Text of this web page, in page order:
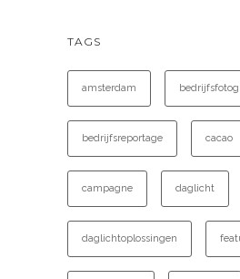
TAGS
amsterdam
bedrijfsreportage cacao
campagne daglicht
daglichtoplossingen